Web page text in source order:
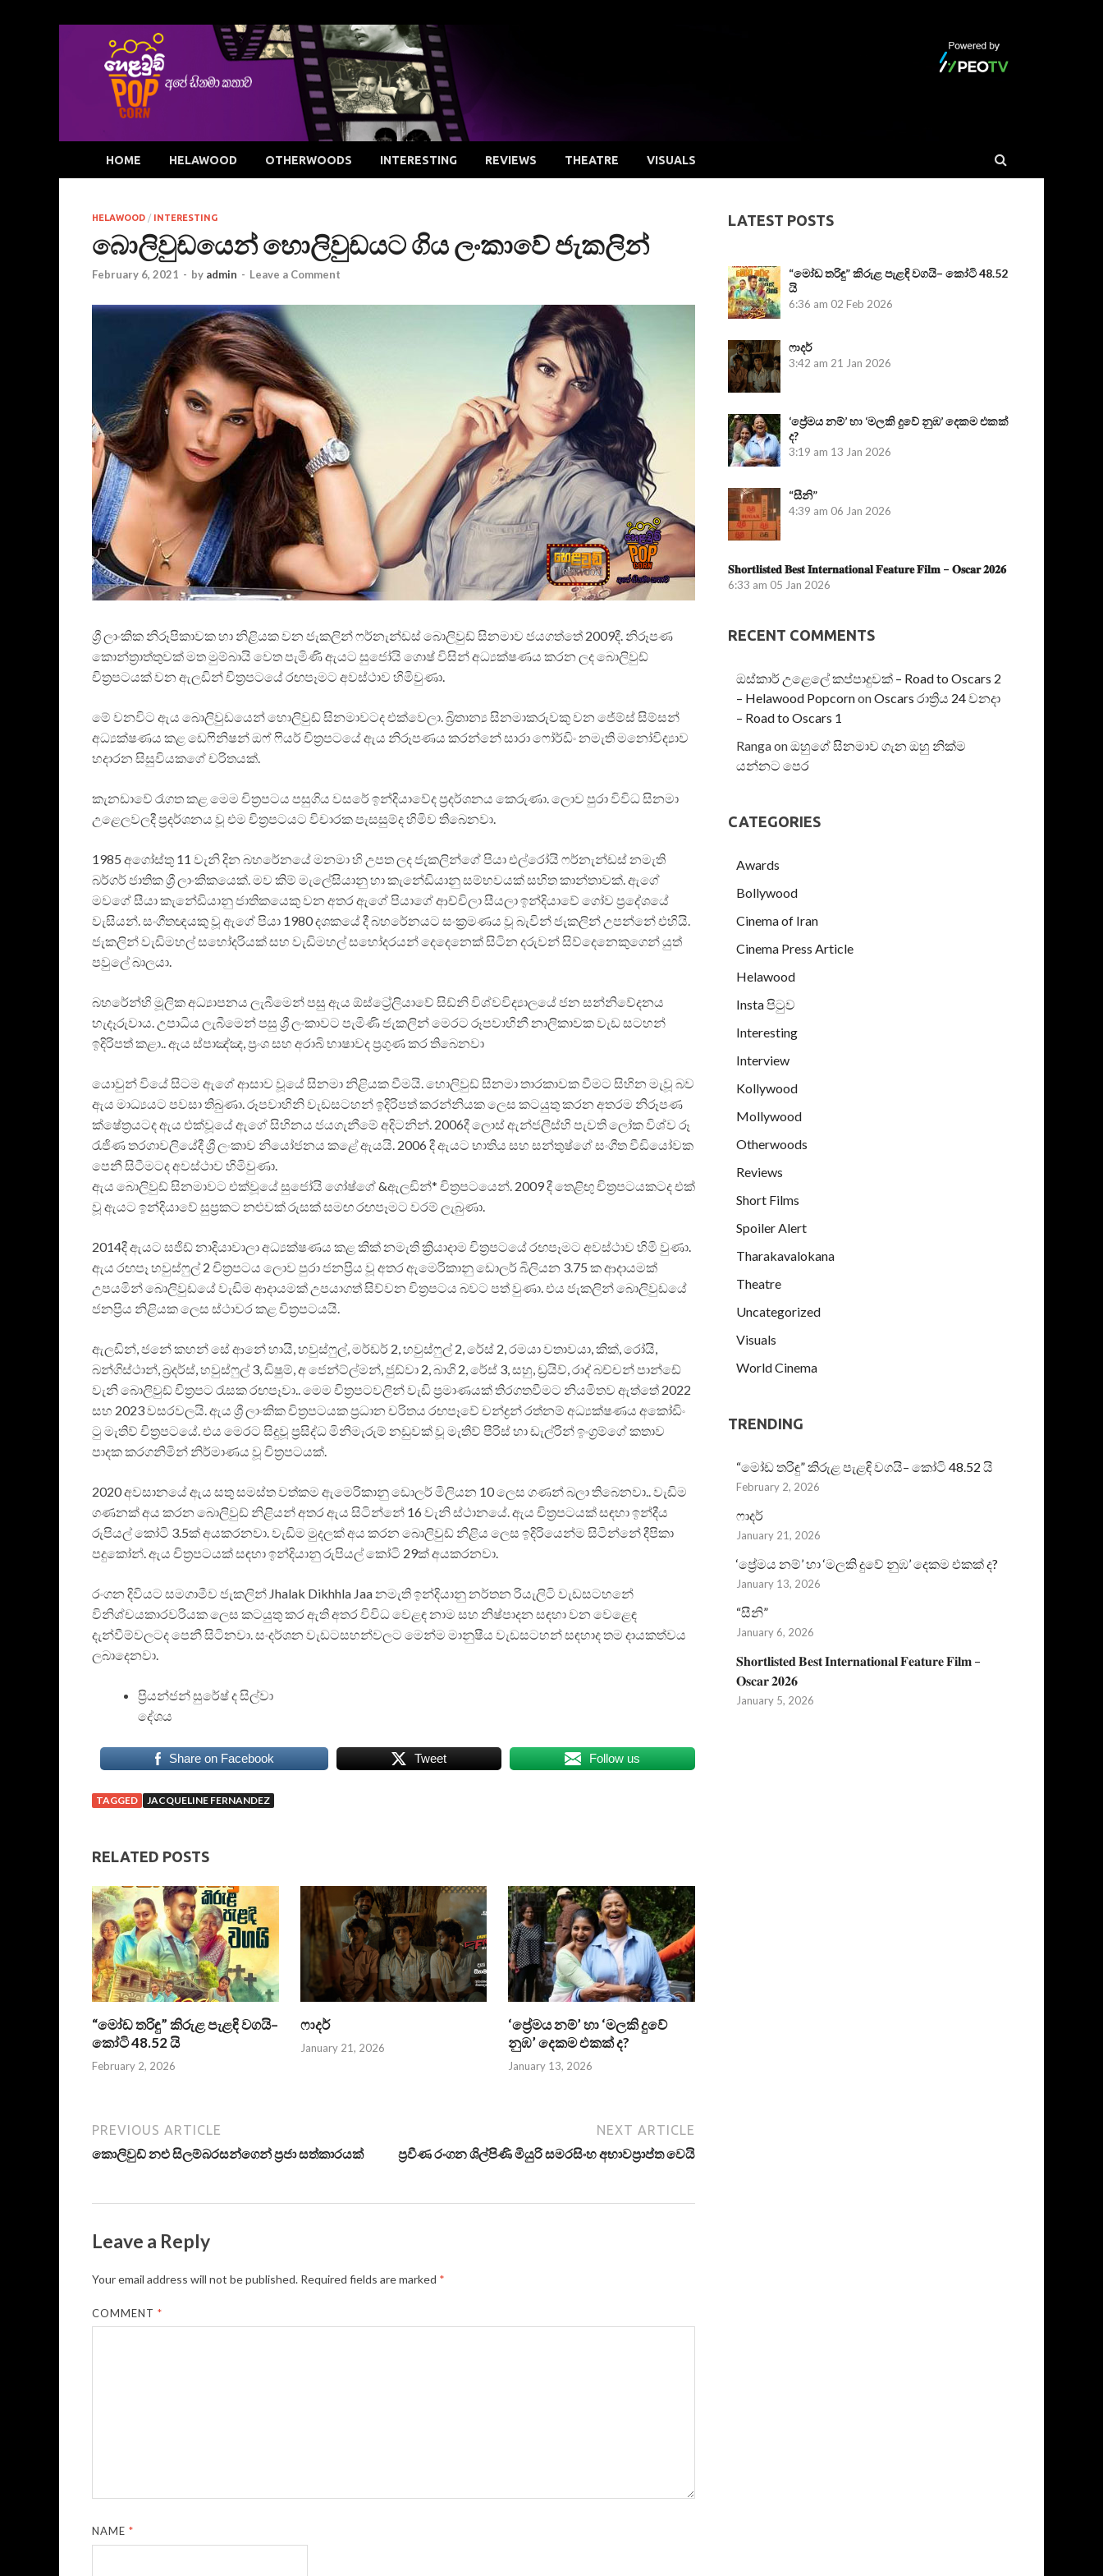
HOME HELAWOOD OTHERWOODS INTERESTING REVIEWS THEATRE VISUALS
HELAWOOD / INTERESTING
බොලිවුඩයෙන් හොලිවුඩයට ගිය ලංකාවේ ජැකලින්
February 6, 2021 - by admin - Leave a Comment
ශ්‍රී ලාංකික නිරූපිකාවක හා නිළියක වන ජැකලින් ෆර්නැන්ඩස් බොලිවුඩ් සිනමාව ජයගත්තේ 2009දී. නිරූපණ
කොන්ත්‍රාත්තුවක් මත මුම්බායි වෙත පැමිණි ඇයට සුජෝයි ගොෂ් විසින් අධ්‍යක්ෂණය කරන ලද බොලිවුඩ්
චිත්‍රපටයක් වන ඇලඩින් චිත්‍රපටයේ රඟපෑමට අවස්ථාව හිමිවුණා.
මේ වනවිට ඇය බොලිවුඩයෙන් හොලිවුඩ් සිනමාවටද එක්වෙලා. බ්‍රිතාන්‍ය සිනමාකරුවකු වන ජේම්ස් සිම්සන්
අධ්‍යක්ෂණය කළ ඩෙෆිනිෂන් ඔෆ් ෆියර් චිත්‍රපටයේ ඇය නිරූපණය කරන්නේ සාරා ෆෝර්ඩිං නමැති මනෝවිද්‍යාව
හදාරන සිසුවියකගේ චරිතයක්.
කැනඩාවේ රෑගත කළ මෙම චිත්‍රපටය පසුගිය වසරේ ඉන්දියාවේද ප්‍රදර්ශනය කෙරුණා. ලොව පුරා විවිධ සිනමා
උළෙලවලදී ප්‍රදර්ශනය වූ එම චිත්‍රපටයට විචාරක පැසසුම්ද හිමිව තිබෙනවා.
1985 අගෝස්තු 11 වැනි දින බහරේනයේ මනමා හි උපත ලද ජැකලින්ගේ පියා එල්රෝයි ෆර්නැන්ඩස් නමැති
බර්ගර් ජාතික ශ්‍රී ලාංකිකයෙක්. මව කිම් මැලේසියානු හා කැනේඩියානු සම්භවයක් සහිත කාන්තාවක්. ඇගේ
මවගේ සීයා කැනේඩියානු ජාතිකයෙකු වන අතර ඇගේ පියාගේ ආච්චිලා සීයලා ඉන්දියාවේ ගෝව ප්‍රදේශයේ
වැසියන්. සංගීතඥයකු වූ ඇගේ පියා 1980 දශකයේ දී බහරේනයට සංක්‍රමණය වූ බැවින් ජැකලින් උපන්නේ එහියි.
ජැකලින් වැඩිමහල් සහෝදරියක් සහ වැඩිමහල් සහෝදරයන් දෙදෙනෙක් සිටින දරුවන් සිව්දෙනෙකුගෙන් යුත්
පවුලේ බාලයා.
බහරේන්හි මූලික අධ්‍යාපනය ලැබීමෙන් පසු ඇය ඕස්ට්‍රේලියාවේ සිඩ්නි විශ්වවිද්‍යාලයේ ජන සන්නිවේදනය
හැදෑරුවාය. උපාධිය ලැබීමෙන් පසු ශ්‍රී ලංකාවට පැමිණි ජැකලින් මෙරට රූපවාහිනී නාලිකාවක වැඩ සටහන්
ඉදිරිපත් කළා.. ඇය ස්පාඤ්ඤ, ප්‍රංශ සහ අරාබි භාෂාවද ප්‍රගුණ කර තිබෙනවා
යොවුන් වියේ සිටම ඇගේ ආසාව වූයේ සිනමා නිළියක වීමයි. හොලිවුඩ් සිනමා තාරකාවක වීමට සිහින මැවූ බව
ඇය මාධ්‍යයට පවසා තිබුණා. රූපවාහිනි වැඩසටහන් ඉදිරිපත් කරන්නියක ලෙස කටයුතු කරන අතරම නිරූපණ
ක්ෂේත්‍රයටද ඇය එක්වූයේ ඇගේ සිහිනය ජයගැනීමේ අදිටනින්. 2006දී ලොස් ඇන්ජලීස්හි පැවති ලෝක විශ්ව රූ
රැජිණ තරගාවලියේදී ශ්‍රී ලංකාව නියෝජනය කළේ ඇයයි. 2006 දී ඇයට භාතිය සහ සන්තුෂ්ගේ සංගීත වීඩියෝවක
පෙනී සිටීමටද අවස්ථාව හිමිවුණා.
ඇය බොලිවුඩ් සිනමාවට එක්වූයේ සුජෝයි ගෝෂ්ගේ &ඇලඩින්* චිත්‍රපටයෙන්. 2009 දී තෙළිඟු චිත්‍රපටයකටද එක්
වූ ඇයට ඉන්දියාවේ සුප්‍රකට නළුවක් රුසක් සමඟ රඟපෑමට වරම් ලැබුණා.
2014දී ඇයට සජිඩ් නාදියාවාලා අධ්‍යක්ෂණය කළ කික් නමැති ක්‍රියාදාම චිත්‍රපටයේ රඟපෑමට අවස්ථාව හිමි වුණා.
ඇය රඟපෑ හවුස්ෆුල් 2 චිත්‍රපටය ලොව පුරා ජනප්‍රිය වූ අතර ඇමෙරිකානු ඩොලර් බිලියන 3.75 ක ආදායමක්
උපයමින් බොලිවුඩයේ වැඩිම ආදායමක් උපයාගත් සිව්වන චිත්‍රපටය බවට පත් වුණා. එය ජැකලින් බොලිවුඩයේ
ජනප්‍රිය නිළියක ලෙස ස්ථාවර කළ චිත්‍රපටයයි.
ඇලඩින්, ජනේ කහන් සේ ආනේ හායි, හවුස්ෆුල්, මර්ඩර් 2, හවුස්ෆුල් 2, රේස් 2, රමයා වතාවයා, කික්, රෝයි,
බන්ගිස්ථාන්, බ්‍රදර්ස්, හවුස්ෆුල් 3, ඩිෂුම්, අ ජෙන්ට්ල්මන්, ජුඩ්වා 2, බාගි 2, රේස් 3, සහු, ඩ්‍රයිව්, රාද් බච්චන් පාන්ඩේ
වැනි බොලිවුඩ් චිත්‍රපට රැසක රඟපෑවා.. මෙම චිත්‍රපටවලින් වැඩි ප්‍රමාණයක් තිරගතවීමට නියමිතව ඇත්තේ 2022
සහ 2023 වසරවලයි. ඇය ශ්‍රී ලාංකික චිත්‍රපටයක ප්‍රධාන චරිතය රඟපෑවේ චන්ද්‍රන් රත්නම් අධ්‍යක්ෂණය අකෝඩිං
ටු මැතිව් චිත්‍රපටයේ. එය මෙරට සිදුවූ ප්‍රසිද්ධ මිනිමැරුම් නඩුවක් වූ මැතිව් පීරිස් හා ඩැල්රින් ඉංග්‍රම්ගේ කතාව
පාදක කරගනිමින් නිර්මාණය වූ චිත්‍රපටයක්.
2020 අවසානයේ ඇය සතු සමස්ත වත්කම ඇමෙරිකානු ඩොලර් මිලියන 10 ලෙස ගණන් බලා තිබෙනවා.. වැඩිම
ගණනක් අය කරන බොලිවුඩ් නිළියන් අතර ඇය සිටින්නේ 16 වැනි ස්ථානයේ. ඇය චිත්‍රපටයක් සඳහා ඉන්දීය
රුපියල් කෝටි 3.5ක් අයකරනවා. වැඩිම මුදලක් අය කරන බොලිවුඩ් නිළිය ලෙස ඉදිරියෙන්ම සිටින්නේ දීපිකා
පදුකෝන්. ඇය චිත්‍රපටයක් සඳහා ඉන්දියානු රුපියල් කෝටි 29ක් අයකරනවා.
රංගන දිවියට සමගාමීව ජැකලින් Jhalak Dikhhla Jaa නමැති ඉන්දියානු නර්තන රියැලිටි වැඩසටහනේ
විනිශ්චයකාරවරියක ලෙස කටයුතු කර ඇති අතර විවිධ වෙළඳ නාම සහ නිෂ්පාදන සඳහා වන වෙළෙඳ
දැන්වීම්වලටද පෙනී සිටිනවා. සංදර්ශන වැඩටසහන්වලට මෙන්ම මානුෂීය වැඩසටහන් සඳහාද තම දායකත්වය
ලබාදෙනවා.
ප්‍රියන්ජන් සුරේෂ් ද සිල්වා
දේශය
Share on Facebook Tweet Follow us
TAGGED JACQUELINE FERNANDEZ
RELATED POSTS
“මෝඩ තරිඳු” කිරුළ පැළඳි වගයි–
කෝටි 48.52 යි
February 2, 2026
ෆාදර්
January 21, 2026
‘ප්‍රේමය නම්’ හා ‘මලකි දුවේ
නුඹ’ දෙකම එකක් ද?
January 13, 2026
PREVIOUS ARTICLE
කොලිවුඩ් නළු සිලම්බරසන්ගෙන් ප්‍රජා සත්කාරයක්
NEXT ARTICLE
ප්‍රවීණ රංගන ශිල්පිණි මියුරි සමරසිංහ අභාවප්‍රාප්ත වෙයි
Leave a Reply
Your email address will not be published. Required fields are marked *
COMMENT*
NAME*
LATEST POSTS
“මෝඩ තරිඳු” කිරුළ පැළඳි වගයි– කෝටි 48.52
යි
6:36 am 02 Feb 2026
ෆාදර්
3:42 am 21 Jan 2026
‘ප්‍රේමය නම්’ හා ‘මලකි දුවේ නුඹ’ දෙකම එකක්
ද?
3:19 am 13 Jan 2026
“සීනි”
4:39 am 06 Jan 2026
𝐒𝐡𝐨𝐫𝐭𝐥𝐢𝐬𝐭𝐞𝐝 𝐁𝐞𝐬𝐭 𝐈𝐧𝐭𝐞𝐫𝐧𝐚𝐭𝐢𝐨𝐧𝐚𝐥 𝐅𝐞𝐚𝐭𝐮𝐫𝐞 𝐅𝐢𝐥𝐦 – 𝐎𝐬𝐜𝐚𝐫 𝟐𝟎𝟐𝟔
6:33 am 05 Jan 2026
RECENT COMMENTS
ඔස්කාර් උළෙලේ කප්පාදුවක් – Road to Oscars 2
– Helawood PopcornonOscars රාත්‍රිය 24 වනදා
– Road to Oscars 1
Rangaonඔහුගේ සිනමාව ගැන ඔහු නික්ම
යන්නට පෙර
CATEGORIES
Awards
Bollywood
Cinema of Iran
Cinema Press Article
Helawood
Insta පිටුව
Interesting
Interview
Kollywood
Mollywood
Otherwoods
Reviews
Short Films
Spoiler Alert
Tharakavalokana
Theatre
Uncategorized
Visuals
World Cinema
TRENDING
“මෝඩ තරිඳු” කිරුළ පැළඳි වගයි– කෝටි 48.52 යි
February 2, 2026
ෆාදර්
January 21, 2026
‘ප්‍රේමය නම්’ හා ‘මලකි දුවේ නුඹ’ දෙකම එකක් ද?
January 13, 2026
“සීනි”
January 6, 2026
𝐒𝐡𝐨𝐫𝐭𝐥𝐢𝐬𝐭𝐞𝐝 𝐁𝐞𝐬𝐭 𝐈𝐧𝐭𝐞𝐫𝐧𝐚𝐭𝐢𝐨𝐧𝐚𝐥 𝐅𝐞𝐚𝐭𝐮𝐫𝐞 𝐅𝐢𝐥𝐦 –
𝐎𝐬𝐜𝐚𝐫 𝟐𝟎𝟐𝟔
January 5, 2026